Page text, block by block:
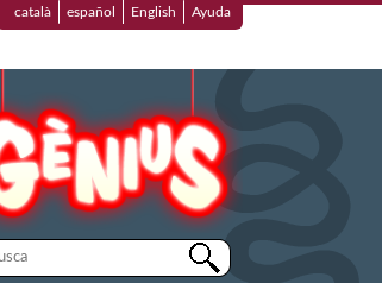
català español English Ayuda